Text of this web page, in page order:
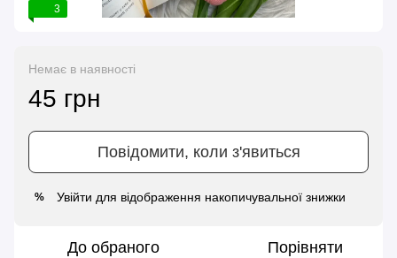
3
Немає в наявності
45 грн
Повідомити, коли з'явиться
% Увійти для відображення накопичувальної знижки
До обраного Порівняти